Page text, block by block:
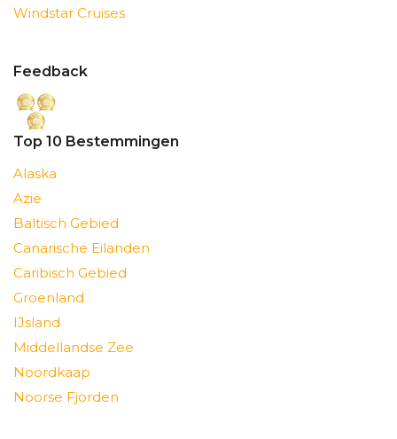
Windstar Cruises
Feedback
Top 10 Bestemmingen
Alaska
Azië
Baltisch Gebied
Canarische Eilanden
Caribisch Gebied
Groenland
IJsland
Middellandse Zee
Noordkaap
Noorse Fjorden